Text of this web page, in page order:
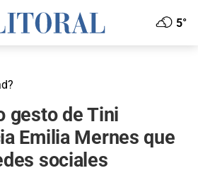
5°
gesto de Tini
Emilia Mernes que
sociales